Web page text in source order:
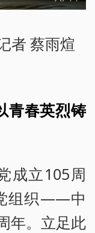
者 蔡雨煊
青春英烈铸
成立105周
组织——中
年。立足此